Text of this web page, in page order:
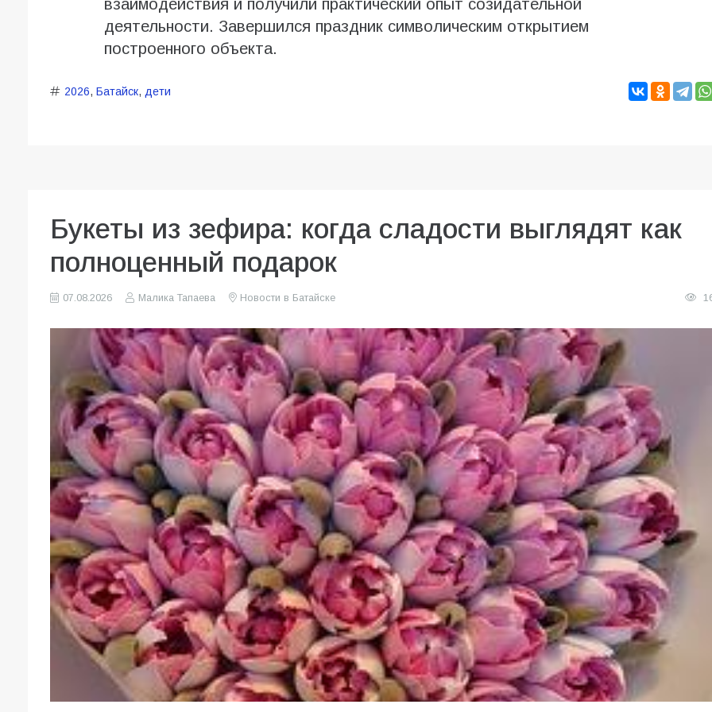
взаимодействия и получили практический опыт созидательной
деятельности. Завершился праздник символическим открытием
построенного объекта.
2026, Батайск, дети
Букеты из зефира: когда сладости выглядят как
полноценный подарок
07.08.2026 Малика Тапаева Новости в Батайске